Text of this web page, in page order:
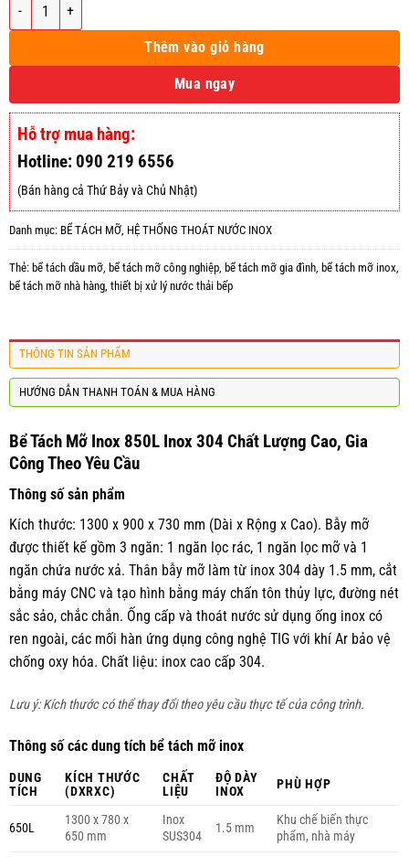
Thêm vào giỏ hàng
Mua ngay
Hỗ trợ mua hàng:
Hotline: 090 219 6556
(Bán hàng cả Thứ Bảy và Chủ Nhật)
Danh mục: BỂ TÁCH MỠ HỆ THỐNG THOÁT NƯỚC INOX
Thẻ: bể tách dầu mỡ bể tách mỡ công nghiệp bể tách mỡ gia đình bể tách mỡ inox
bể tách mỡ nhà hàng thiết bị xử lý nước thải bếp
THÔNG TIN SẢN PHẨM
HƯỚNG DẪN THANH TOÁN & MUA HÀNG
Bể Tách Mỡ Inox 850L Inox 304 Chất Lượng Cao, Gia
Công Theo Yêu Cầu
Thông số sản phẩm
Kích thước: 1300 x 900 x 730 mm (Dài x Rộng x Cao). Bẫy mỡ
được thiết kế gồm 3 ngăn: 1 ngăn lọc rác, 1 ngăn lọc mỡ và 1
ngăn chứa nước xả. Thân bẫy mỡ làm từ inox 304 dày 1.5 mm, cắt
bằng máy CNC và tạo hình bằng máy chấn tôn thủy lực, đường nét
sắc sảo, chắc chắn. Ống cấp và thoát nước sử dụng ống inox có
ren ngoài, các mối hàn ứng dụng công nghệ TIG với khí Ar bảo vệ
chống oxy hóa. Chất liệu: inox cao cấp 304.
Lưu ý: Kích thước có thể thay đổi theo yêu cầu thực tế của công trình.
Thông số các dung tích bể tách mỡ inox
DUNG
TÍCH
KÍCH THƯỚC
(DXRXC)
CHẤT
LIỆU
ĐỘ DÀY
INOX
PHÙ HỢP
650L
1300 x 780 x
650 mm
Inox
SUS304
1.5 mm
Khu chế biến thực
phẩm, nhà máy